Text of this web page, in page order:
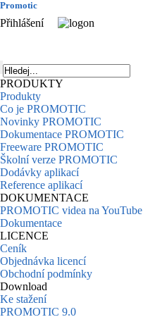
Promotic
Přihlášení
PRODUKTY
Produkty
Co je PROMOTIC
Novinky PROMOTIC
Dokumentace PROMOTIC
Freeware PROMOTIC
Školní verze PROMOTIC
Dodávky aplikací
Reference aplikací
DOKUMENTACE
PROMOTIC videa na YouTube
Dokumentace
LICENCE
Ceník
Objednávka licencí
Obchodní podmínky
Download
Ke stažení
PROMOTIC 9.0